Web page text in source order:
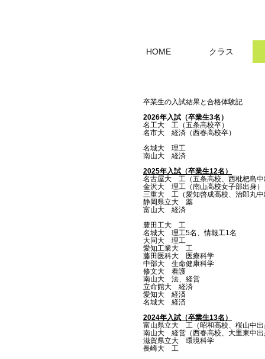
HOME クラス
​卒業生の入試結果と合格体験記
2026年入試（卒業生3名）
名工大 工（五条高校卒）
名市大 経済（西春高校卒）
名城大 理工
​南山大 経済
2025年入試（卒業生12名）
名古屋大 工（五条高校、西枇杷島中
金沢大 理工（南山高校女子部出身）
三重大 工（愛知啓成高校、治郎丸中
​静岡県立大 薬
​富山大 経済
豊田工大 工
名城大 理工5名 、情報工1名
大同大 理工
愛知工業大 工
藤田医科大 医療科学
中部大 生命健康科学
修文大 看護
南山大 法、経営
立命館大 経済
愛知大 経済
名城大 経済
2024年入試（卒業生13名）
富山県立大 工（昭和高校、桜山中出
南山大 経営（西春高校、大里東中出
滋賀県立大 環境科学
長崎大 工